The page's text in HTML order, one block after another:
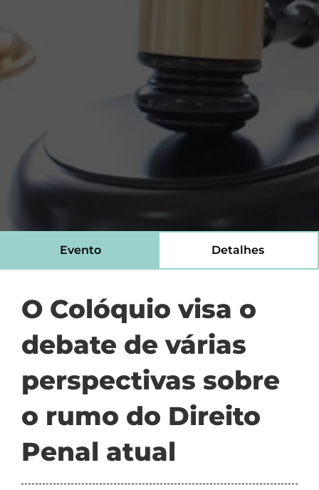
Evento Detalhes
O Colóquio visa o
debate de várias
perspectivas sobre
o rumo do Direito
Penal atual